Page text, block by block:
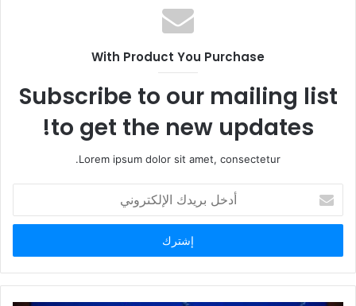
ع
ا
ب
With Product You Purchase
Subscribe to our mailing list
to get the new updates!
Lorem ipsum dolor sit amet, consectetur.
خ
ب
ر